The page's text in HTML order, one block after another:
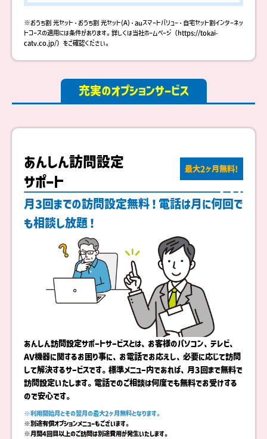
※おうち割 光セット・おうち割 光セット(A)・auスマートバリュー・自宅セット割インターネッ
トコースの適用には条件があります。詳しくは当社ホームページ（https://tokai-
catv.co.jp/）をご確認ください。
充実のオプションサービス
あんしん訪問設定
サポート
最大2ヶ月無料!
月3回までの訪問設定無料！電話は月に何回で
も相談し放題！
あんしん訪問設定サポートサービスとは、お客様のパソコン、テレビ、
AV機器に関するお困り事に、お電話でお応えし、必要に応じて訪問
して解決するサービスです。標準メニュー内であれば、月3回まで無料で
訪問設定いたします。電話でのご相談は何度でも無料でお受けする
ので安心です。
※利用開始月とその翌月の最大2ヶ月無料となります。
※別途有償オプションメニューもございます。
※月間4回目以上のご訪問は別途費用が発生いたします。